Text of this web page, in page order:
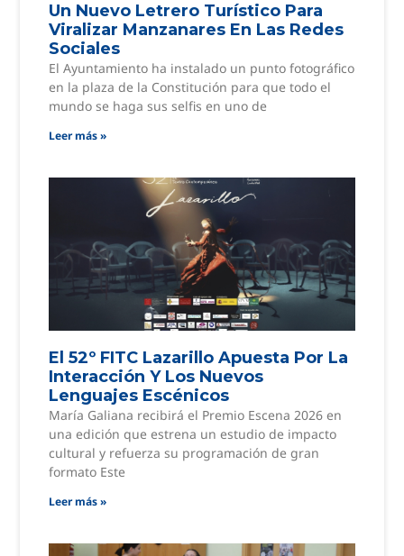
Un Nuevo Letrero Turístico Para
Viralizar Manzanares En Las Redes
Sociales
El Ayuntamiento ha instalado un punto fotográfico
en la plaza de la Constitución para que todo el
mundo se haga sus selfis en uno de
Leer más »
El 52º FITC Lazarillo Apuesta Por La
Interacción Y Los Nuevos
Lenguajes Escénicos
María Galiana recibirá el Premio Escena 2026 en
una edición que estrena un estudio de impacto
cultural y refuerza su programación de gran
formato Este
Leer más »